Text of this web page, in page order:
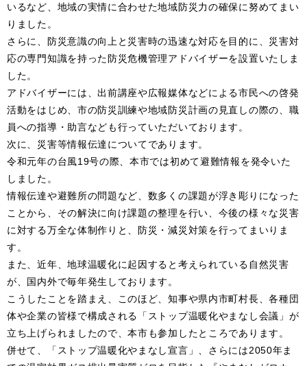
いるなど、地域の実情に合わせた地域防災力の確保に努めてまい
りました。
さらに、防災意識の向上と災害時の迅速な対応を目的に、災害対
応の専門知識を持った防災危機管理アドバイザーを設置いたしま
した。
アドバイザーには、出前講座や広報媒体などによる市民への啓発
活動をはじめ、市の防災訓練や地域防災計画の見直しの際の、職
員への指導・助言なども行っていただいております。
次に、災害等情報伝達についてであります。
令和元年の台風19号の際、本市では初めて避難情報を発令いた
しました。
情報伝達や避難所の問題など、数多くの課題が浮き彫りになった
ことから、その解決に向け課題の整理を行い、今後の様々な災害
に対する万全な体制作りと、防災・減災対策を行ってまいりま
す。
また、近年、地球温暖化に起因すると考えられている自然災害
が、国内外で毎年発生しております。
こうしたことを踏まえ、このほど、知事や県内市町村長、各種団
体や企業の皆様で構成される「ストップ温暖化やまなし会議」が
立ち上げられましたので、本市も参加したところであります。
併せて、「ストップ温暖化やまなし宣言」、さらには2050年ま